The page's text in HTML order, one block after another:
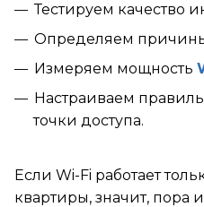
Тестируем качество
Определяем
Измеряем мощность
Настраиваем
точки доступа.
Если Wi-Fi работает
квартиры, значит, пора